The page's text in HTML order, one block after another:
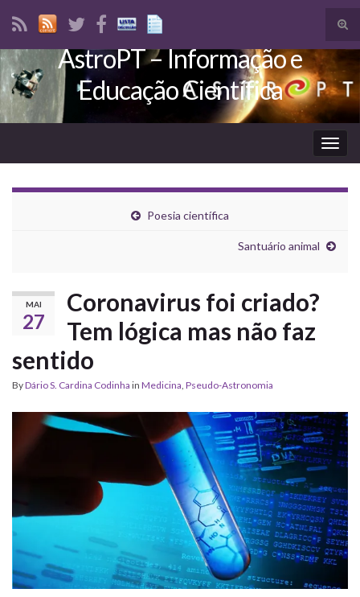
Search for:
AstroPT – Informação e
Educação Científica
Poesia científica
Santuário animal
MAI
27
Coronavirus foi criado?
Tem lógica mas não faz
sentido
ByDário S. Cardina Codinha in Medicina, Pseudo-Astronomia